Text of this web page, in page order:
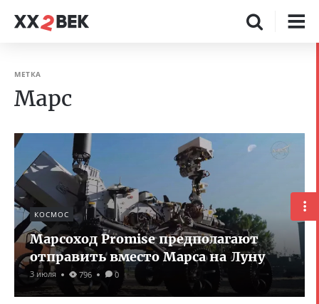
МЕТКА
Марс
КОСМОС
Марсоход Promise предполагают
отправить вместо Марса на Луну
3 июля 796 0